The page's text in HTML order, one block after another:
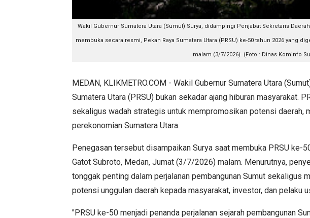
Wakil Gubernur Sumatera Utara (Sumut) Surya, didampingi Penjabat Sekretaris
membuka secara resmi, Pekan Raya Sumatera Utara (PRSU) ke-50 tahun 2026 yang
malam (3/7/2026). (Foto : Dinas Kominfo
MEDAN, KLIKMETRO.COM - Wakil Gubernur Sumatera Utara
Sumatera Utara (PRSU) bukan sekadar ajang hiburan masyarakat.
sekaligus wadah strategis untuk mempromosikan potensi daerah,
perekonomian Sumatera Utara.
Penegasan tersebut disampaikan Surya saat membuka PRSU ke-
Gatot Subroto, Medan, Jumat (3/7/2026) malam. Menurutnya,
tonggak penting dalam perjalanan pembangunan Sumut sekaligus
potensi unggulan daerah kepada masyarakat, investor, dan pelaku
"PRSU ke-50 menjadi penanda perjalanan sejarah pembangunan